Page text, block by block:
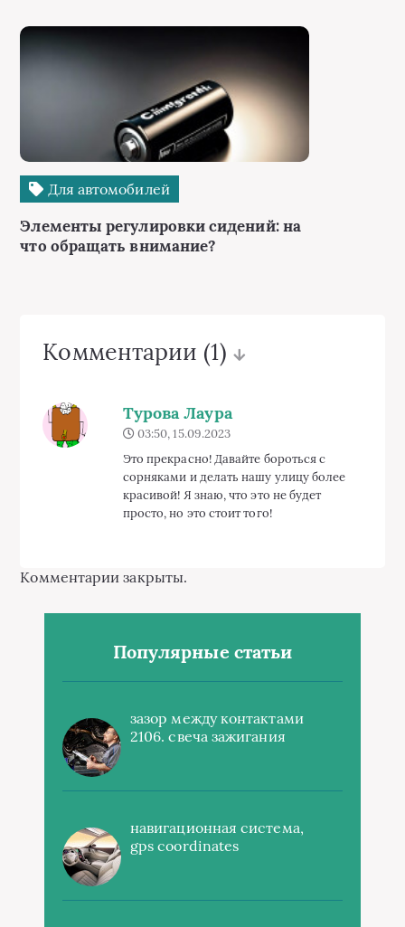
Для автомобилей
Элементы регулировки сидений: на
что обращать внимание?
Комментарии (1)
Турова Лаура
03:50, 15.09.2023
Это прекрасно! Давайте бороться с
сорняками и делать нашу улицу более
красивой! Я знаю, что это не будет
просто, но это стоит того!
Комментарии закрыты.
Популярные статьи
зазор между контактами
2106. свеча зажигания
навигационная система,
gps coordinates